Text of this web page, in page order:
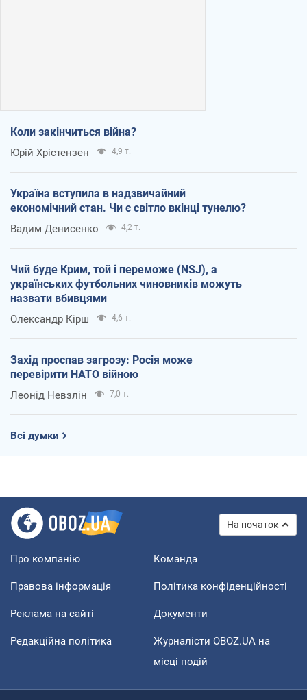
Коли закінчиться війна?
Юрій Хрістензен 4,9 т.
Україна вступила в надзвичайний
економічний стан. Чи є світло вкінці тунелю?
Вадим Денисенко 4,2 т.
Чий буде Крим, той і переможе (NSJ), а
українських футбольних чиновників можуть
назвати вбивцями
Олександр Кірш 4,6 т.
Захід проспав загрозу: Росія може
перевірити НАТО війною
Леонід Невзлін 7,0 т.
Всі думки
На початок
Про компанію Команда
Правова інформація Політика конфіденційності
Реклама на сайті Документи
Редакційна політика
Журналісти OBOZ.UA на
місці подій